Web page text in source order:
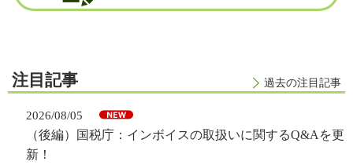
注目記事 過去の注目記事
2026/08/05
（後編）国税庁：インボイスの取扱いに関するQ&Aを更
新！